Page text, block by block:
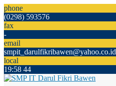
phone
(0298) 593576
fax
-
email
smpit_darulfikribawen@yahoo.co.id
local
19:58 45